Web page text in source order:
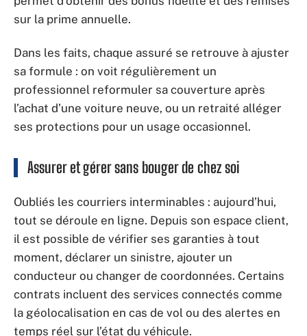
sur la prime annuelle.
Dans les faits, chaque assuré se retrouve à ajuster
sa formule : on voit régulièrement un
professionnel reformuler sa couverture après
l’achat d’une voiture neuve, ou un retraité alléger
ses protections pour un usage occasionnel.
Assurer et gérer sans bouger de chez soi
Oubliés les courriers interminables : aujourd’hui,
tout se déroule en ligne. Depuis son espace client,
il est possible de vérifier ses garanties à tout
moment, déclarer un sinistre, ajouter un
conducteur ou changer de coordonnées. Certains
contrats incluent des services connectés comme
la géolocalisation en cas de vol ou des alertes en
temps réel sur l’état du véhicule.